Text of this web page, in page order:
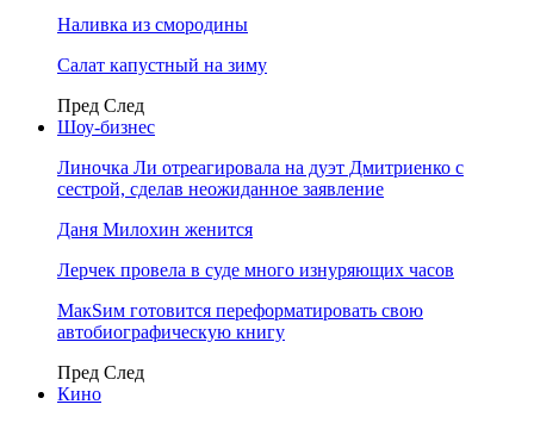
Наливка из смородины
Салат капустный на зиму
Пред След
Шоу-бизнес
Линочка Ли отреагировала на дуэт Дмитриенко с
сестрой, сделав неожиданное заявление
Даня Милохин женится
Лерчек провела в суде много изнуряющих часов
МакSим готовится переформатировать свою
автобиографическую книгу
Пред След
Кино